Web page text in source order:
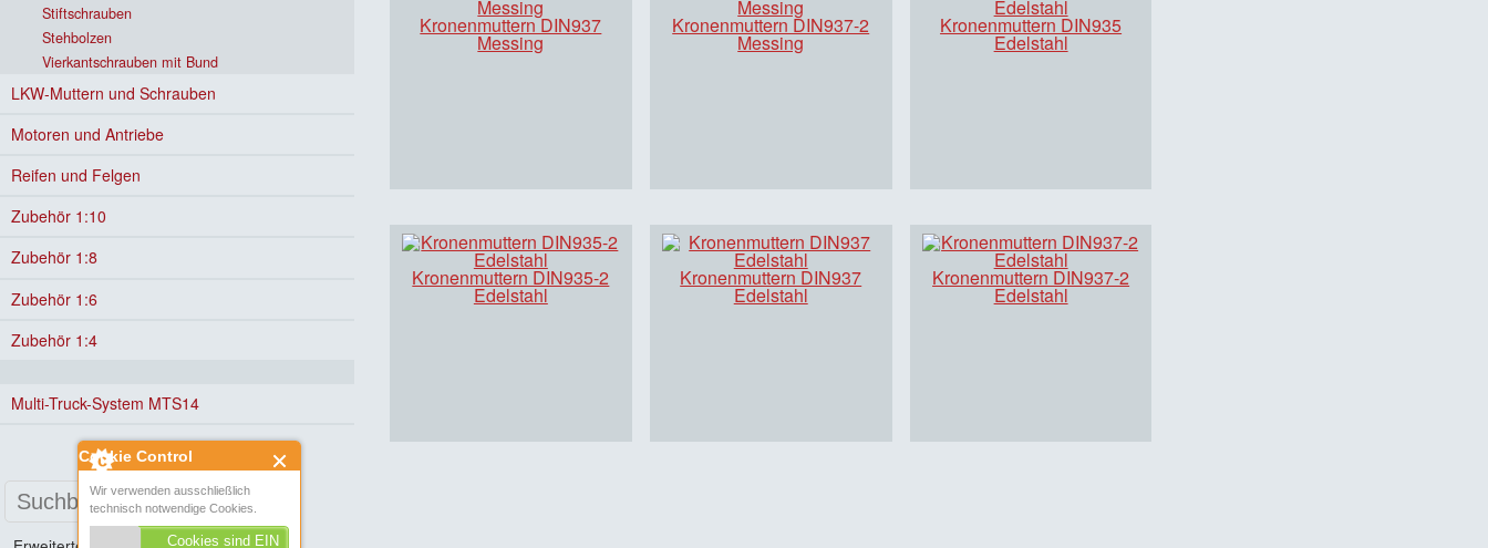
Cookie Control
Wir verwenden ausschließlich
technisch notwendige Cookies.
Cookies sind EIN
Kronenmuttern DIN937
Messing
Kronenmuttern DIN937-2
Messing
Kronenmuttern DIN935
Edelstahl
Kronenmuttern DIN935-2
Edelstahl
Kronenmuttern DIN937
Edelstahl
Kronenmuttern DIN937-2
Edelstahl
Stiftschrauben
Stehbolzen
Vierkantschrauben mit Bund
LKW-Muttern und Schrauben
Motoren und Antriebe
Reifen und Felgen
Zubehör 1:10
Zubehör 1:8
Zubehör 1:6
Zubehör 1:4
Multi-Truck-System MTS14